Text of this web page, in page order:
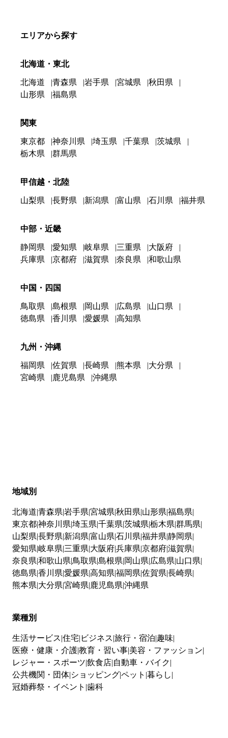
エリアから探す
北海道・東北
北海道 青森県 岩手県 宮城県
秋田県
山形県
福島県
関東
東京都 神奈川県 埼玉県 千葉県
茨城県
栃木県
群馬県
甲信越・北陸
山梨県 長野県 新潟県 富山県 石川県 福井県
中部・近畿
静岡県 愛知県 岐阜県 三重県
大阪府
兵庫県
京都府 滋賀県 奈良県 和歌山県
中国・四国
鳥取県 島根県 岡山県 広島県
山口県
徳島県
香川県 愛媛県 高知県
九州・沖縄
福岡県 佐賀県 長崎県 熊本県
大分県
宮崎県
鹿児島県 沖縄県
地域別
北海道 青森県 岩手県 宮城県 秋田県 山形県 福島県
東京都神奈川県 埼玉県 千葉県 茨城県 栃木県 群馬県
山梨県 長野県 新潟県 富山県 石川県 福井県 静岡県
愛知県 岐阜県 三重県 大阪府兵庫県 京都府滋賀県
奈良県 和歌山県 鳥取県 島根県 岡山県 広島県 山口県
徳島県 香川県 愛媛県 高知県 福岡県 佐賀県 長崎県
熊本県 大分県 宮崎県 鹿児島県 沖縄県
業種別
生活サービス 住宅 ビジネス 旅行・宿泊 趣味
医療・健康・介護教育・習い事 美容・ファッション
レジャー・スポーツ 飲食店 自動車・バイク
公共機関・団体 ショッピングペット 暮らし
冠婚葬祭・イベント 歯科